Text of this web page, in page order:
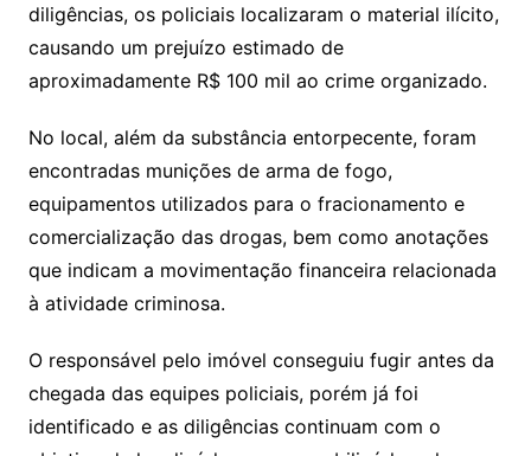
diligências, os policiais localizaram o material ilícito,
causando um prejuízo estimado de
aproximadamente R$ 100 mil ao crime organizado.
No local, além da substância entorpecente, foram
encontradas munições de arma de fogo,
equipamentos utilizados para o fracionamento e
comercialização das drogas, bem como anotações
que indicam a movimentação financeira relacionada
à atividade criminosa.
O responsável pelo imóvel conseguiu fugir antes da
chegada das equipes policiais, porém já foi
identificado e as diligências continuam com o